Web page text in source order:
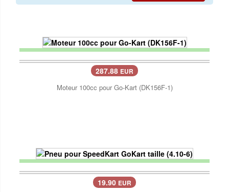
287.88 EUR
Moteur 100cc pour Go-Kart (DK156F-1)
19.90 EUR